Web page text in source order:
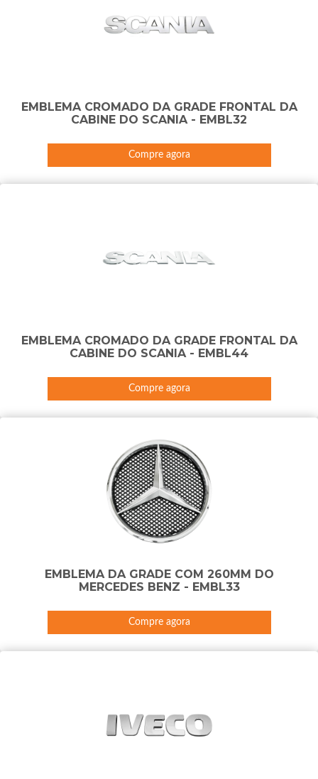
EMBLEMA CROMADO DA GRADE FRONTAL DA
CABINE DO SCANIA - EMBL32
Compre agora
EMBLEMA CROMADO DA GRADE FRONTAL DA
CABINE DO SCANIA - EMBL44
Compre agora
EMBLEMA DA GRADE COM 260MM DO
MERCEDES BENZ - EMBL33
Compre agora